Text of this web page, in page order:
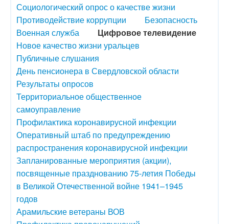
Социологический опрос о качестве жизни
Противодействие коррупции
Безопасность
Военная служба
Цифровое телевидение
Новое качество жизни уральцев
Публичные слушания
День пенсионера в Свердловской области
Результаты опросов
Территориальное общественное
самоуправление
Профилактика коронавирусной инфекции
Оперативный штаб по предупреждению
распространения коронавирусной инфекции
Запланированные мероприятия (акции),
посвященные празднованию 75-летия Победы
в Великой Отечественной войне 1941–1945
годов
Арамильские ветераны ВОВ